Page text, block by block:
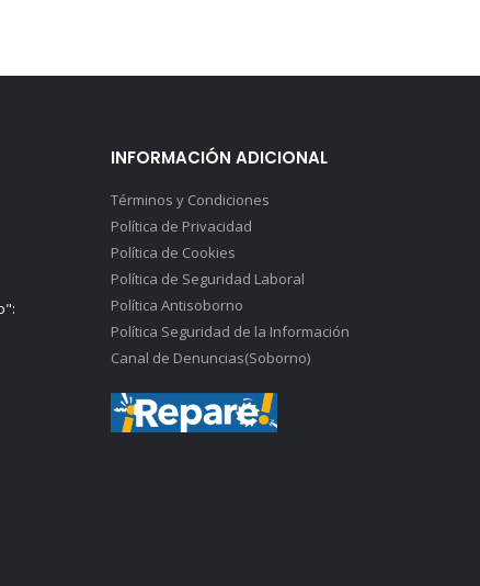
INFORMACIÓN ADICIONAL
Términos y Condiciones
Política de Privacidad
Política de Cookies
Política de Seguridad Laboral
Política Antisoborno
Política Seguridad de la Información
Canal de Denuncias(Soborno)